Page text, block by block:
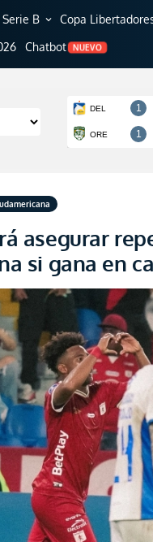
Serie B expand_more Copa
Chatbot NUEVO
asegurar
si gana en